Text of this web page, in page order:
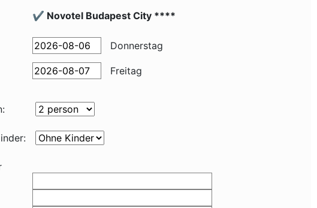
✔️ Novotel Budapest City ****
Donnerstag
Freitag